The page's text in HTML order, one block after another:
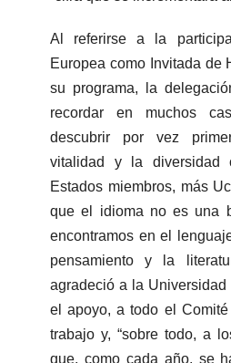
Al referirse a la
Europea como Invitada de
su programa, la
recordar en muchos
descubrir por vez
vitalidad y la diversidad
Estados miembros, más
que el idioma no es una
encontramos en el
pensamiento y la
agradeció a la
el apoyo, a todo el Comité
trabajo y, “sobre todo, a
que, como cada año, se